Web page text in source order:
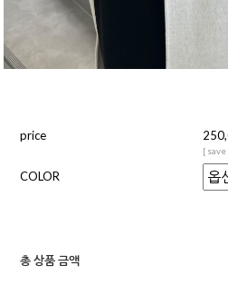
price
[ save
COLOR
총 상품 금액